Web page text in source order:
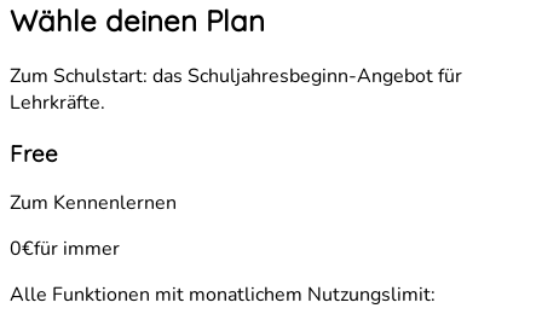
Wähle deinen Plan
Zum Schulstart: das Schuljahresbeginn-Angebot für
Lehrkräfte.
Free
Zum Kennenlernen
0€für immer
Alle Funktionen mit monatlichem Nutzungslimit: